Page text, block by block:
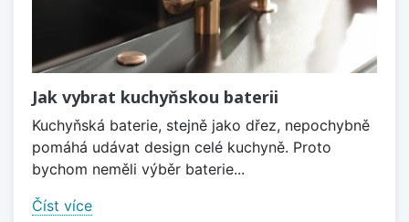
Jak vybrat kuchyňskou baterii
Kuchyňská baterie, stejně jako dřez, nepochybně
pomáhá udávat design celé kuchyně. Proto
bychom neměli výběr baterie...
Číst více